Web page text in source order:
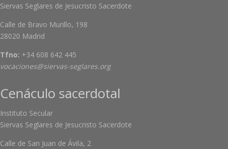
Siervas Seglares de Jesucristo Sacerdote
Calle de Bravo Murillo, 198
28020 Madrid
Tfno: +34 608 642 445
vocaciones@siervas-seglares.org
Cenáculo sacerdotal
Instituto Secular
Siervas Seglares de Jesucristo Sacerdote
Calle de San Juan de Ávila, 2